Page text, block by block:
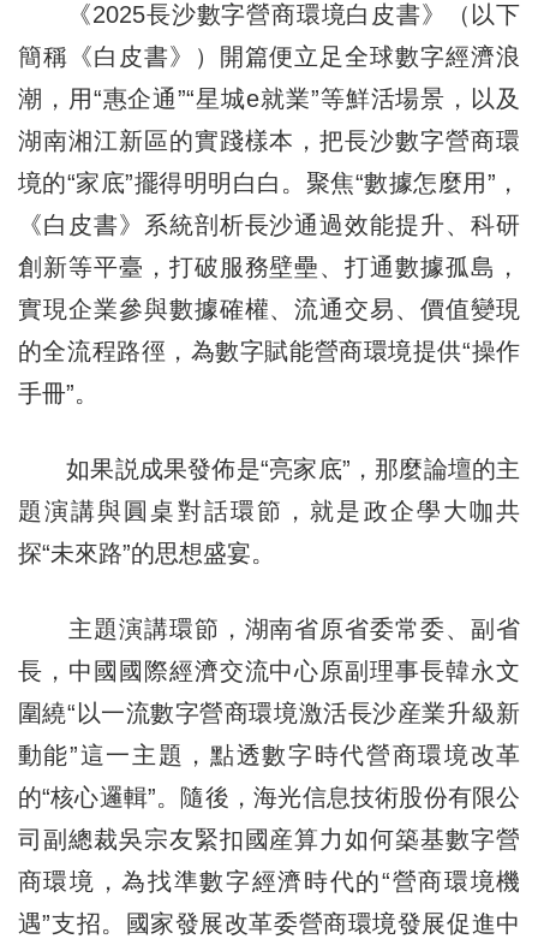
《2025長沙數字營商環境白皮書》（以下
簡稱《白皮書》）開篇便立足全球數字經濟浪
潮，用“惠企通”“星城e就業”等鮮活場景，以及
湖南湘江新區的實踐樣本，把長沙數字營商環
境的“家底”擺得明明白白。聚焦“數據怎麼用”，
《白皮書》系統剖析長沙通過效能提升、科研
創新等平臺，打破服務壁壘、打通數據孤島，
實現企業參與數據確權、流通交易、價值變現
的全流程路徑，為數字賦能營商環境提供“操作
手冊”。
如果説成果發佈是“亮家底”，那麼論壇的主
題演講與圓桌對話環節，就是政企學大咖共
探“未來路”的思想盛宴。
主題演講環節，湖南省原省委常委、副省
長，中國國際經濟交流中心原副理事長韓永文
圍繞“以一流數字營商環境激活長沙産業升級新
動能”這一主題，點透數字時代營商環境改革
的“核心邏輯”。隨後，海光信息技術股份有限公
司副總裁吳宗友緊扣國産算力如何築基數字營
商環境，為找準數字經濟時代的“營商環境機
遇”支招。國家發展改革委營商環境發展促進中